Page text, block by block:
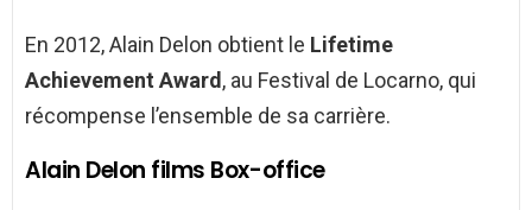
En 2012, Alain Delon obtient le Lifetime
Achievement Award , au Festival de Locarno, qui
récompense l’ensemble de sa carrière.
Alain Delon films Box-office